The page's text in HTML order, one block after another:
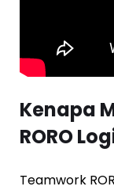
Kenapa
RORO
Teamwork